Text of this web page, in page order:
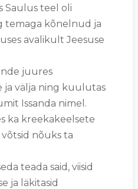
Saulus teel oli
temaga kõnelnud ja
avalikult Jeesuse
juures
ja välja ning kuulutas
Issanda nimel.
ka kreekakeelsete
nõuks ta
teada said, viisid
ja läkitasid